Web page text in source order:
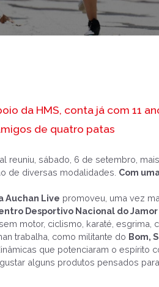
da HMS, conta já com 11
de quatro patas
sábado, 6 de setembro,
de diversas modalidades. Com
Auchan Live promoveu, uma vez
Desportivo Nacional do Jamor
motor, ciclismo, karaté,
trabalha, como militante do Bom,
que potenciaram o espírito
alguns produtos pensados